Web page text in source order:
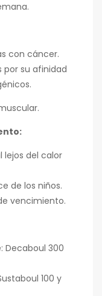
con cáncer.
por su afinidad
lejos del calor
de los niños.
vencimiento.
Decaboul 300
100 y